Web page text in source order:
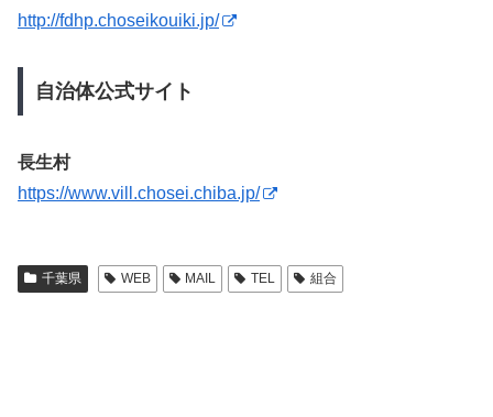
http://fdhp.choseikouiki.jp/
自治体公式サイト
長生村
https://www.vill.chosei.chiba.jp/
千葉県 WEB MAIL TEL 組合